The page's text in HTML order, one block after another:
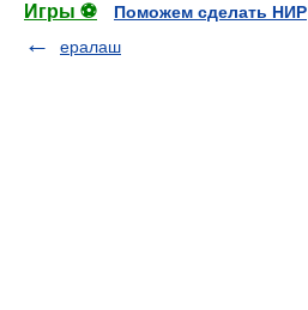
Игры ⚽
Поможем сделать НИР
ералаш